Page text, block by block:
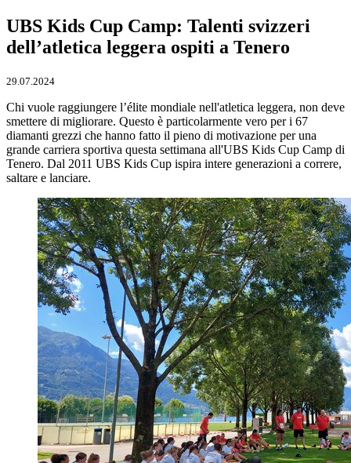
UBS Kids Cup Camp: Talenti svizzeri
dell’atletica leggera ospiti a Tenero
29.07.2024
Chi vuole raggiungere l’élite mondiale nell'atletica leggera, non deve
smettere di migliorare. Questo è particolarmente vero per i 67
diamanti grezzi che hanno fatto il pieno di motivazione per una
grande carriera sportiva questa settimana all'UBS Kids Cup Camp di
Tenero. Dal 2011 UBS Kids Cup ispira intere generazioni a correre,
saltare e lanciare.